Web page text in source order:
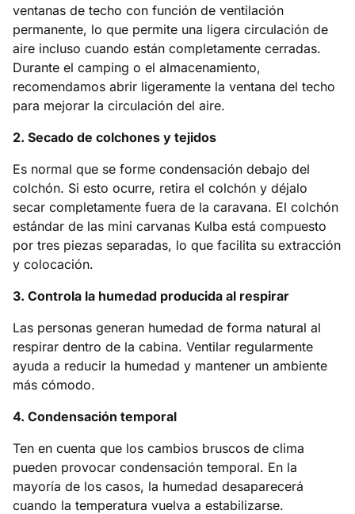
ventanas de techo con función de ventilación
permanente, lo que permite una ligera circulación de
aire incluso cuando están completamente cerradas.
Durante el camping o el almacenamiento,
recomendamos abrir ligeramente la ventana del techo
para mejorar la circulación del aire.
2. Secado de colchones y tejidos
Es normal que se forme condensación debajo del
colchón. Si esto ocurre, retira el colchón y déjalo
secar completamente fuera de la caravana. El colchón
estándar de las mini carvanas Kulba está compuesto
por tres piezas separadas, lo que facilita su extracción
y colocación.
3. Controla la humedad producida al respirar
Las personas generan humedad de forma natural al
respirar dentro de la cabina. Ventilar regularmente
ayuda a reducir la humedad y mantener un ambiente
más cómodo.
4. Condensación temporal
Ten en cuenta que los cambios bruscos de clima
pueden provocar condensación temporal. En la
mayoría de los casos, la humedad desaparecerá
cuando la temperatura vuelva a estabilizarse.